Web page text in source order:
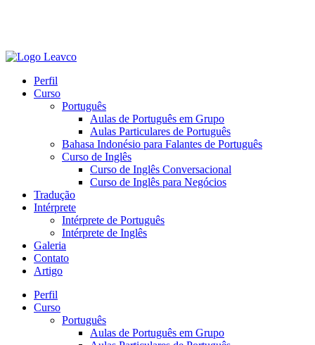
Perfil
Curso
Português
Aulas de Português em Grupo
Aulas Particulares de Português
Bahasa Indonésio para Falantes de Português
Curso de Inglês
Curso de Inglês Conversacional
Curso de Inglês para Negócios
Tradução
Intérprete
Intérprete de Português
Intérprete de Inglês
Galeria
Contato
Artigo
Perfil
Curso
Português
Aulas de Português em Grupo